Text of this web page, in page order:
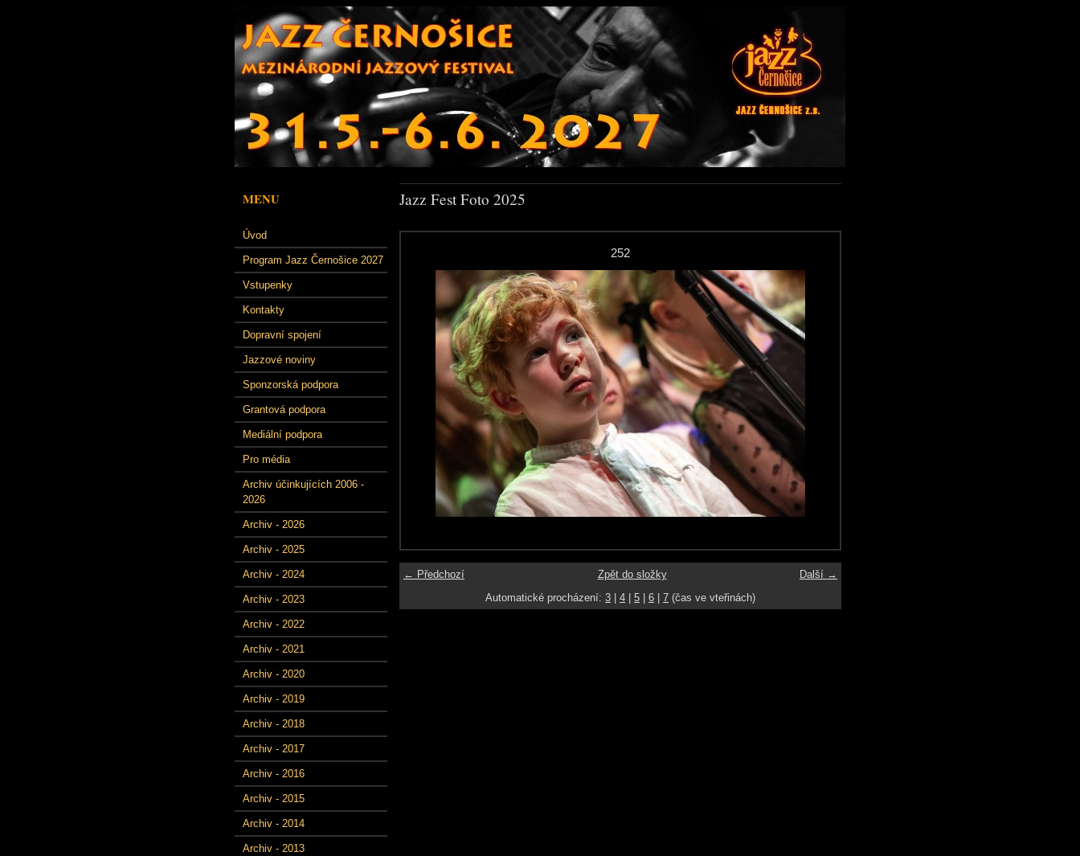
MENU
Úvod
Program Jazz Černošice 2027
Vstupenky
Kontakty
Dopravní spojení
Jazzové noviny
Sponzorská podpora
Grantová podpora
Mediální podpora
Pro média
Archiv účinkujících 2006 -
2026
Archiv - 2026
Archiv - 2025
Archiv - 2024
Archiv - 2023
Archiv - 2022
Archiv - 2021
Archiv - 2020
Archiv - 2019
Archiv - 2018
Archiv - 2017
Archiv - 2016
Archiv - 2015
Archiv - 2014
Archiv - 2013
Jazz Fest Foto 2025
252
← Předchozí Další →
Zpět do složky
Automatické procházení: 3 4 5 6 7 (čas ve vteřinách)